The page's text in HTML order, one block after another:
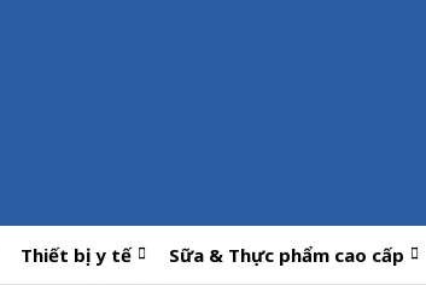
Thiết bị y tế Sữa & Thực phẩm cao cấp